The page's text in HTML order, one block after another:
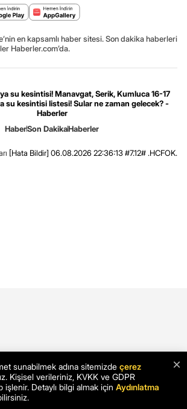
en kapsamlı haber sitesi. Son dakika haberleri
Haberler.com’da.
su kesintisi! Manavgat, Serik, Kumluca 16-17
su kesintisi listesi! Sular ne zaman gelecek? -
Haberler
HaberSon DakikaHaberler
[Hata Bildir] 06.08.2026 22:36:13 #7.12# .HCFOK.
×
sunabilmek adına sitemizde çerez
Kişisel verileriniz, KVKK ve GDPR
işlenir. Detaylı bilgi almak için Aydınlatma